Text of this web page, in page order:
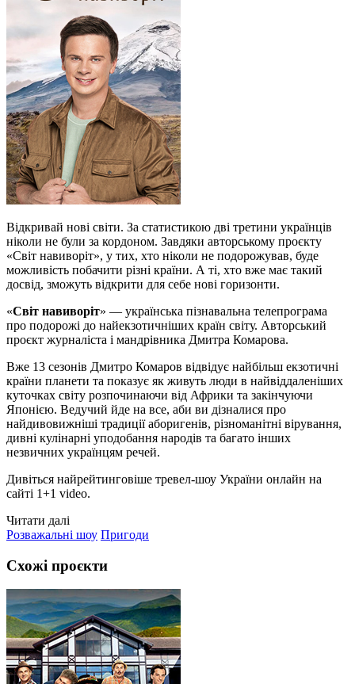
Відкривай нові світи. За статистикою дві третини українців
ніколи не були за кордоном. Завдяки авторському проєкту
«Світ навиворіт», у тих, хто ніколи не подорожував, буде
можливість побачити різні країни. А ті, хто вже має такий
досвід, зможуть відкрити для себе нові горизонти.
«Світ навиворіт» — українська пізнавальна телепрограма
про подорожі до найекзотичніших країн світу. Авторський
проєкт журналіста і мандрівника Дмитра Комарова.
Вже 13 сезонів Дмитро Комаров відвідує найбільш екзотичні
країни планети та показує як живуть люди в найвіддаленіших
куточках світу розпочинаючи від Африки та закінчуючи
Японією. Ведучий йде на все, аби ви дізналися про
найдивовижніші традиції аборигенів, різноманітні вірування,
дивні кулінарні уподобання народів та багато інших
незвичних українцям речей.
Дивіться найрейтинговіше тревел-шоу України онлайн на
сайті 1+1 video.
Читати далі
Розважальні шоу Пригоди
Схожі проєкти